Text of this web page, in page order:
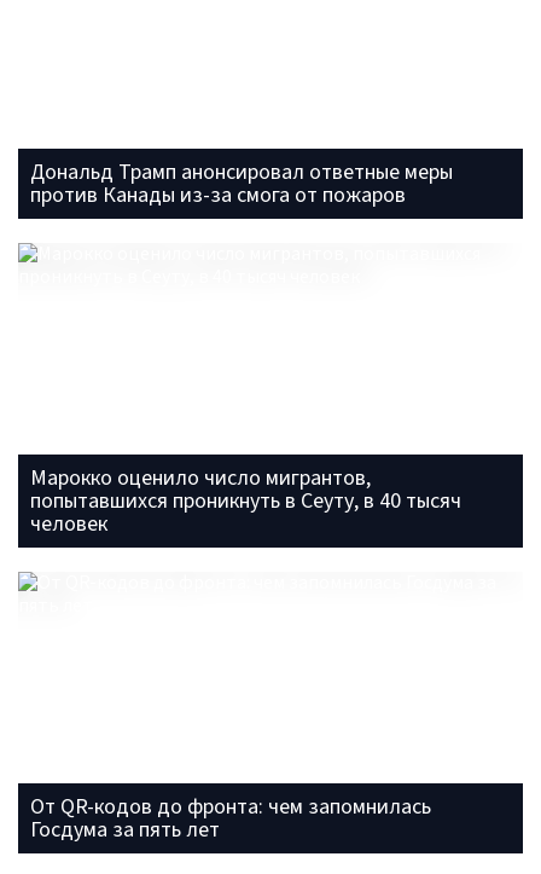
Дональд Трамп анонсировал ответные меры
против Канады из-за смога от пожаров
Марокко оценило число мигрантов,
попытавшихся проникнуть в Сеуту, в 40 тысяч
человек
От QR-кодов до фронта: чем запомнилась
Госдума за пять лет